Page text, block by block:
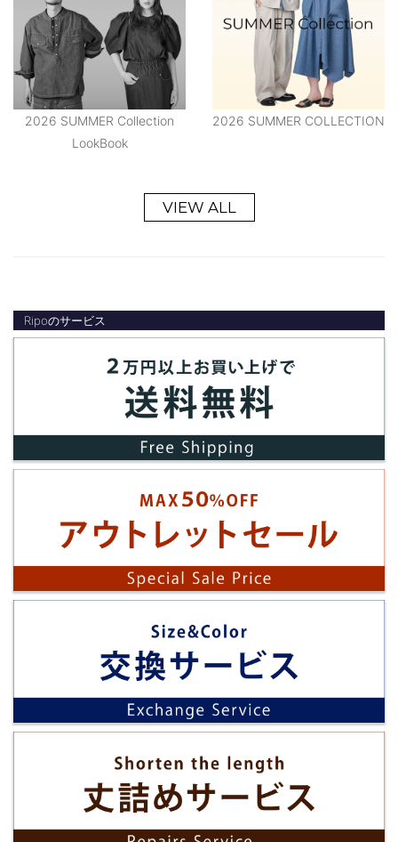
2026 SUMMER Collection
LookBook
2026 SUMMER COLLECTION
VIEW ALL
Ripoのサービス